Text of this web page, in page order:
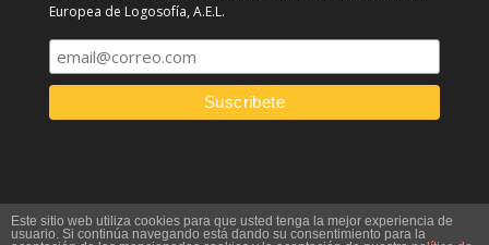
Europea de Logosofía, A.E.L.
Este sitio web utiliza cookies para que usted tenga la mejor experiencia de
usuario. Si continúa navegando está dando su consentimiento para la